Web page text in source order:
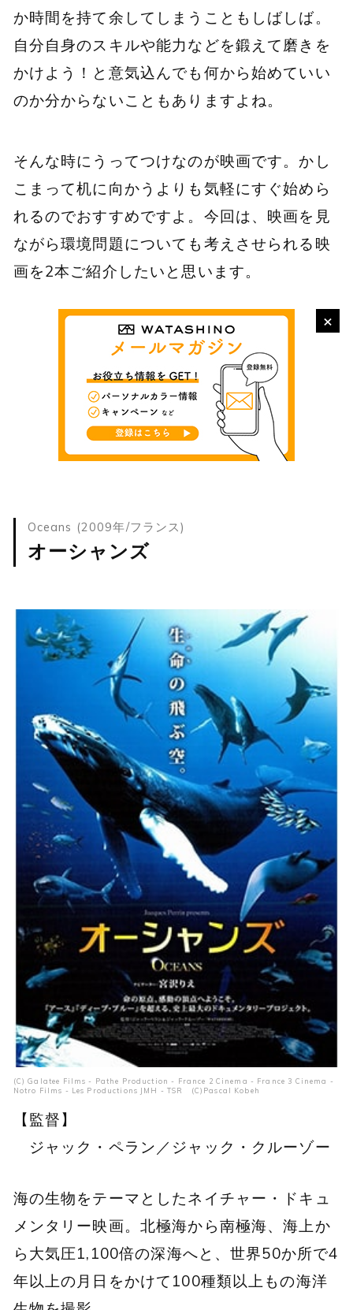
か時間を持て余してしまうこともしばしば。
自分自身のスキルや能力などを鍛えて磨きを
かけよう！と意気込んでも何から始めていい
のか分からないこともありますよね。
そんな時にうってつけなのが映画です。かし
こまって机に向かうよりも気軽にすぐ始めら
れるのでおすすめですよ。今回は、映画を見
ながら環境問題についても考えさせられる映
画を2本ご紹介したいと思います。
×
Oceans (2009年/フランス)
オーシャンズ
(C) Galatee Films - Pathe Production - France 2 Cinema - France 3 Cinema -
Notro Films - Les Productions JMH - TSR (C)Pascal Kobeh
【監督】
ジャック・ペラン／ジャック・クルーゾー
海の生物をテーマとしたネイチャー・ドキュ
メンタリー映画。北極海から南極海、海上か
ら大気圧1,100倍の深海へと、世界50か所で4
年以上の月日をかけて100種類以上もの海洋